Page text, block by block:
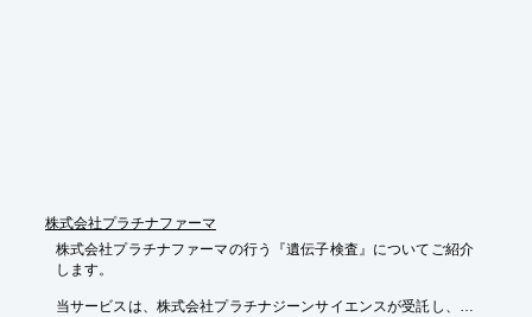
株式会社プラチナファーマ
株式会社プラチナファーマの行う『遺伝子検査』についてご紹介
します。
当サービスは、株式会社プラチナジーンサイエンスが受託し、京